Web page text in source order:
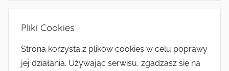
Pliki Cookies
Strona korzysta z plików cookies w celu poprawy
jej działania. Używając serwisu, zgadzasz się na